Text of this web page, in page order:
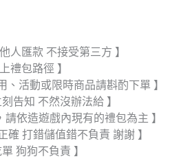
人匯款 不接受第三方 】
禮包路徑 】
活動或限時商品請斟酌下單 】
告知 不然沒辦法給 】
依造遊戲內現有的禮包為主 】
確 打錯儲值錯不負責 謝謝 】
狗狗不負責 】